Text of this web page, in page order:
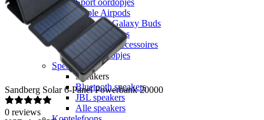
Sport oordopjes
Apple Airpods
Samsung Galaxy Buds
JBL oordopjes
Oordopjes accessoires
Alle oordopjes
Speakers
Speakers
Bluetooth speakers
JBL speakers
Alle speakers
Sandberg Solar 6-Panel Powerbank 20000
0 reviews